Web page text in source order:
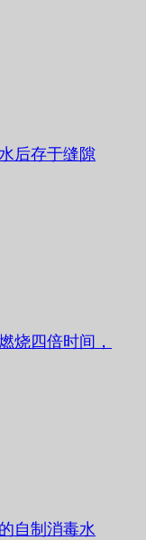
后存于缝隙
烧四倍时间，
自制消毒水